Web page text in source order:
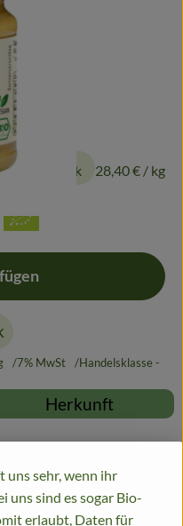
€ / Stück 28,40 € / kg
zum Warenkorb
7% MwSt Handelsklasse -
Herkunft
uns sehr, wenn ihr
uns sind es sogar Bio-
erlaubt, Daten für